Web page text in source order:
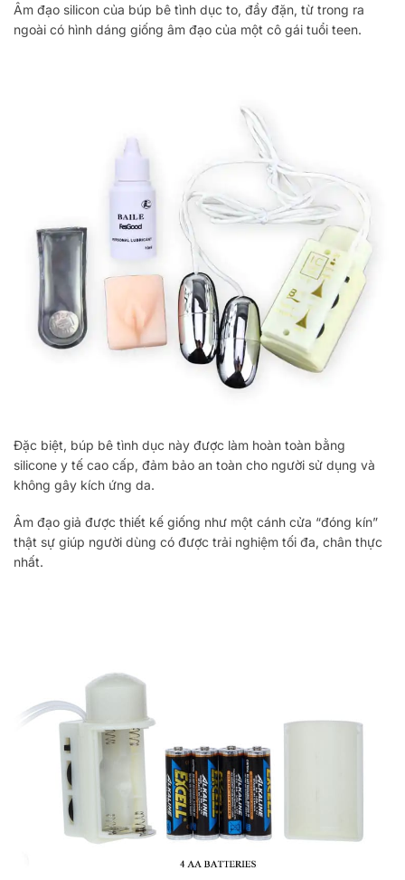
Âm đạo silicon của búp bê tình dục to, đầy đặn, từ trong ra
ngoài có hình dáng giống âm đạo của một cô gái tuổi teen.
Đặc biệt, búp bê tình dục này được làm hoàn toàn bằng
silicone y tế cao cấp, đảm bảo an toàn cho người sử dụng và
không gây kích ứng da.
Âm đạo giả được thiết kế giống như một cánh cửa “đóng kín”
thật sự giúp người dùng có được trải nghiệm tối đa, chân thực
nhất.